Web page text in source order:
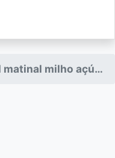
milho açúcar